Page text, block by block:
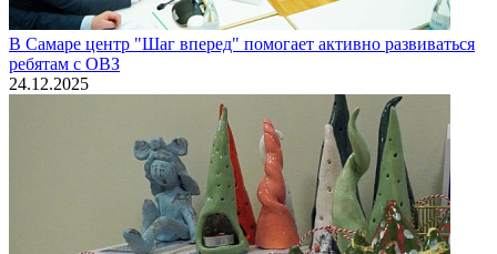
В Самаре центр "Шаг вперед" помогает активно развиваться
ребятам с ОВЗ
24.12.2025